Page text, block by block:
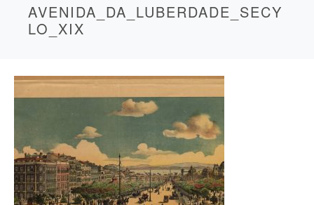
AVENIDA_DA_LUBERDADE_SECY
LO_XIX